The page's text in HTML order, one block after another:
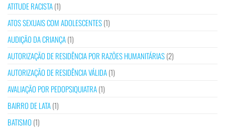
ATITUDE RACISTA(1)
ATOS SEXUAIS COM ADOLESCENTES(1)
AUDIÇÃO DA CRIANÇA(1)
AUTORIZAÇÃO DE RESIDÊNCIA POR RAZÕES HUMANITÁRIAS(2)
AUTORIZAÇÃO DE RESIDÊNCIA VÁLIDA(1)
AVALIAÇÃO POR PEDOPSIQUIATRA(1)
BAIRRO DE LATA(1)
BATISMO (1)